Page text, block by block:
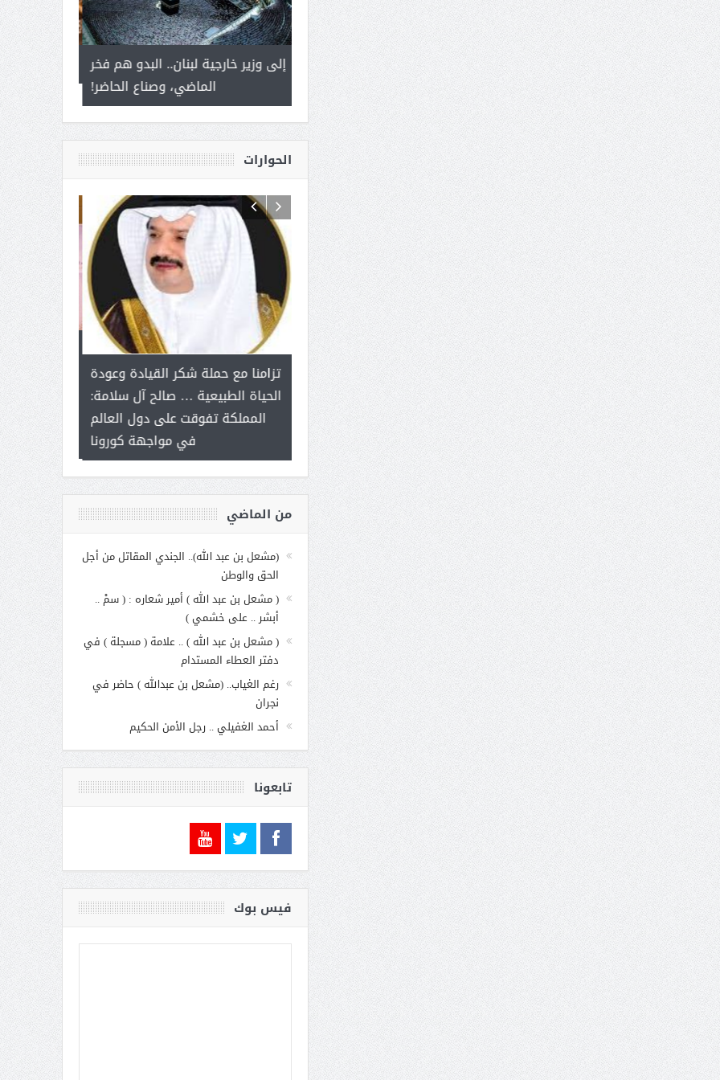
سلمان بن
إلى وزير خارجية لبنان.. البدو هم فخر
الماضي، وصناع الحاضر!
( مشعل بن عبد الله ) .. أمير يحمل
جينات الوطن ويتغذى من عشق
القيادة
حوار يحمل جينات الوطن مع الأمير
مشعل بن عبد الله بن عبد العزيز
الحوارات
للإبداع
مع الأمين
بنت
تزامنا مع حملة شكر القيادة وعودة
الحياة الطبيعية … صالح آل سلامة:
المملكة تفوقت على دول العالم
في مواجهة كورونا
رئيس غرفة نجران محيميد آل شرمه:
الانتخابات لن تؤثر على برامج
المجلس والشفافية هي أساس
عملنا
عضو مجلس الشارقة الرياضي
والمدير السابق للأكاديمية الأولمبية
في الامارات د . عبد الملك جاني :
منتدى ( اكتشاف المواهب
الاجتماعية ) فرصة للتوأمة بين
الرياضة والعمل الاجتماعي
من الماضي
(مشعل بن عبد الله).. الجندي المقاتل من أجل
الحق والوطن
( مشعل بن عبد الله ) أمير شعاره : ( سمْ ..
أبشر .. على خشمي )
( مشعل بن عبد الله ) .. علامة ( مسجلة ) في
دفتر العطاء المستدام
رغم الغياب.. (مشعل بن عبدالله ) حاضر في
نجران
أحمد الغفيلي .. رجل الأمن الحكيم
تابعونا
فيس بوك